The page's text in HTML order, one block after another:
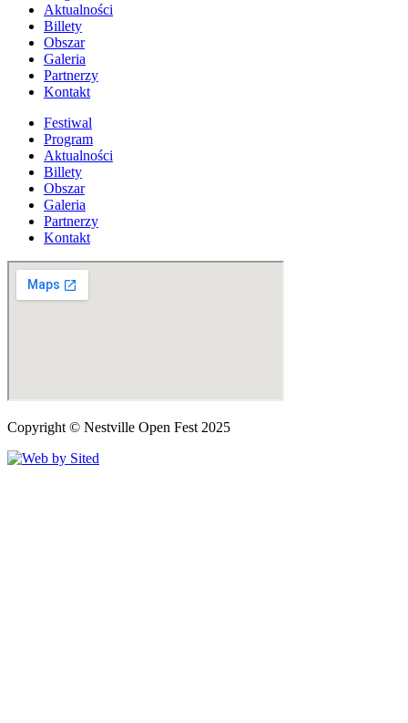
Aktualności
Billety
Obszar
Galeria
Partnerzy
Kontakt
Festiwal
Program
Aktualności
Billety
Obszar
Galeria
Partnerzy
Kontakt
Copyright © Nestville Open Fest 2025